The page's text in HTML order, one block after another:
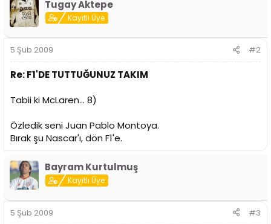
Tugay Aktepe
Kayıtlı Üye
5 Şub 2009 #2
Re: F1'DE TUTTUĞUNUZ TAKIM
Tabii ki McLaren... 8)
Özledik seni Juan Pablo Montoya.
Bırak şu Nascar'ı, dön F1'e.
Bayram Kurtulmuş
Kayıtlı Üye
5 Şub 2009 #3